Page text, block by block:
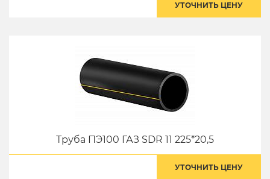
УТОЧНИТЬ ЦЕНУ
Труба ПЭ100 ГАЗ SDR 11 225*20,5
УТОЧНИТЬ ЦЕНУ